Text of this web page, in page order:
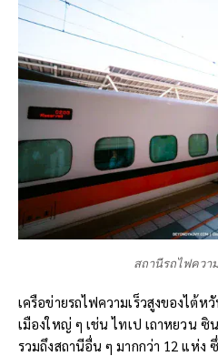
สถานีรถไฟความ
เครือข่ายรถไฟความเร็วสูงของไต้
เมืองใหญ่ ๆ เช่น ไทเป เถาหยวน ซิ
รวมถึงสถานีอื่น ๆ มากกว่า 12 แห่ง